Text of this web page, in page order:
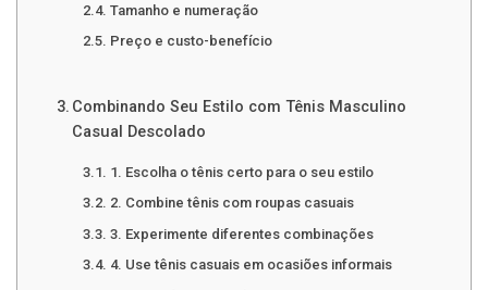
Tamanho e numeração
Preço e custo-benefício
Combinando Seu Estilo com Tênis Masculino
Casual Descolado
1. Escolha o tênis certo para o seu estilo
2. Combine tênis com roupas casuais
3. Experimente diferentes combinações
4. Use tênis casuais em ocasiões informais